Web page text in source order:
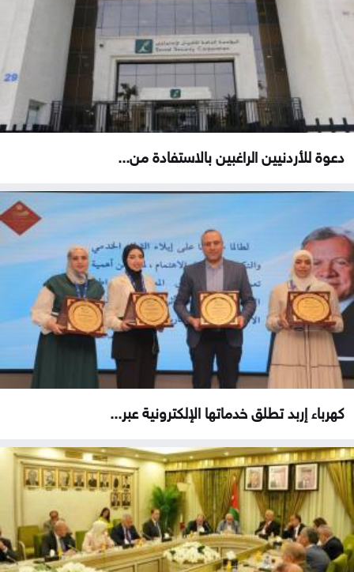
دعوة للأردنيين الراغبين بالاستفادة من...
كهرباء إربد تطلق خدماتها الإلكترونية عبر...